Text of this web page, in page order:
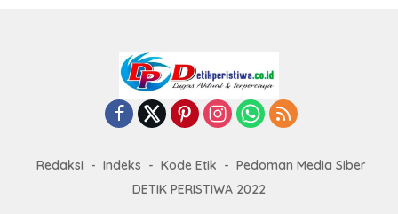
Redaksi Indeks Kode Etik
Pedoman Media Siber
DETIK PERISTIWA 2022